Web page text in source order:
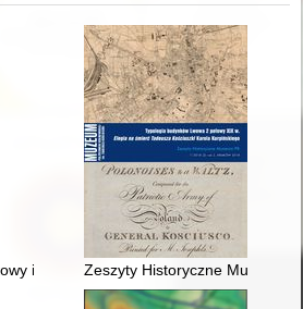
im. Michała Konarskiego : monografia
Zeszyty Historyczne Muzeum